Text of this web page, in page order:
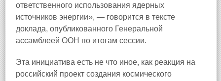
ответственного использования ядерных
источников энергии», — говорится в тексте
доклада, опубликованного Генеральной
ассамблеей ООН по итогам сессии.
Эта инициатива есть не что иное, как реакция на
российский проект создания космического